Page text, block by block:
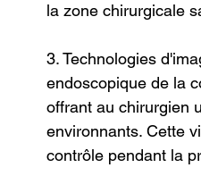
la zone chirurgicale
3. Technologies
endoscopique de la
offrant au chirurgien
environnants. Cette
contrôle pendant la